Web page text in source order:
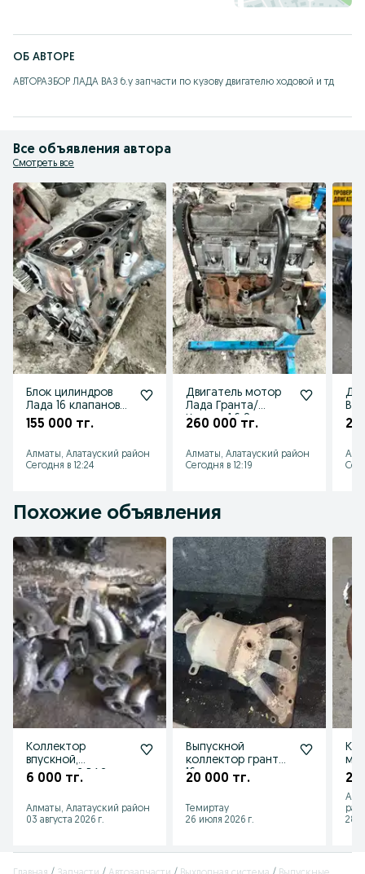
ОБ АВТОРЕ
АВТОРАЗБОР ЛАДА ВАЗ б.у запчасти по кузову двигателю ходовой и тд
Все объявления автора
Смотреть все
Блок цилиндров
Лада 16 клапанов
приора
155 000 тг.
Алматы, Алатауский район
Сегодня в 12:24
Двигатель мотор
Лада Гранта/
Калина 1,6 8кл
260 000 тг.
Алматы, Алатауский район
Сегодня в 12:19
Ваз
Похожие объявления
Коллектор
впускной,
выпускной ВАЗ
07,2109,2114
6 000 тг.
Алматы, Алатауский район
03 августа 2026 г.
Выпускной
коллектор гранта
16кл
20 000 тг.
Темиртау
26 июля 2026 г.
ми
20
28